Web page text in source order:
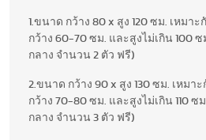
1.ขนาด กว้าง 80 x สูง 120 ซม. เหมา
กว้าง 60-70 ซม. และสูงไม่เกิน 100
กลาง จำนวน 2 ตัว ฟรี)
2.ขนาด กว้าง 90 x สูง 130 ซม. เหมา
กว้าง 70-80 ซม. และสูงไม่เกิน 110
กลาง จำนวน 3 ตัว ฟรี)